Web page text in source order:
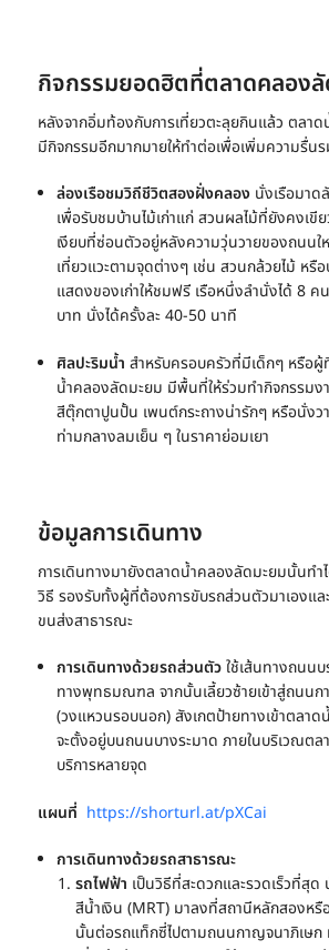
กิจกรรมยอดฮิตที่ตลาดคลอง
หลังจากอิ่มท้องกับการเที่ยวตะลุยกินแล้ว ตลาด
มีกิจกรรมอีกมากมายให้ทำต่อเพื่อเพิ่มความรื่น
ล่องเรือชมวิถีชีวิตสองฝั่งคลองนั่งเรือมาด
เพื่อรับชมบ้านไม้เก่าแก่ สวนผลไม้ที่ยังคงเขี
เงียบที่ซ่อนตัวอยู่หลังความวุ่นวายของถนน
เที่ยวแวะตามจุดต่างๆ เช่น สวนกล้วยไม้ หรื
แสดงของเก่าให้ชมฟรี เรือหนึ่งลำนั่งได้ 8 ค
บาท นั่งได้ครั้งละ 40-50 นาที
ศิลปะริมน้ำ สำหรับครอบครัวที่มีเด็กๆ หรือผู้
น้ำคลองลัดมะยม มีพื้นที่ให้ร่วมทำกิจกรรมง
สีตุ๊กตาปูนปั้น เพนต์กระถางน่ารักๆ หรือนั่ง
ท่ามกลางลมเย็น ๆ ในราคาย่อมเยา
ข้อมูลการเดินทาง
การเดินทางมายังตลาดน้ำคลองลัดมะยมนั้นทำ
วิธี รองรับทั้งผู้ที่ต้องการขับรถส่วนตัวมาเองแล
ขนส่งสาธารณะ
การเดินทางด้วยรถส่วนตัวใช้เส้นทางถนน
ทางพุทธมณฑล จากนั้นเลี้ยวซ้ายเข้าสู่ถนนก
(วงแหวนรอบนอก) สังเกตป้ายทางเข้าตลา
จะตั้งอยู่บนถนนบางระมาด ภายในบริเวณต
บริการหลายจุด
แผนที่ https://shorturl.at/pXCai
การเดินทางด้วยรถสาธารณะ
รถไฟฟ้า เป็นวิธีที่สะดวกและรวดเร็วที่สุด
สีน้ำเงิน (MRT) มาลงที่สถานีหลักสองหรื
นั้นต่อรถแท็กซี่ไปตามถนนกาญจนาภิเษ